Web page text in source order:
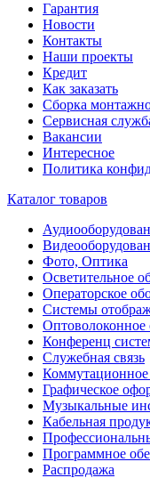
Гарантия
Новости
Контакты
Наши проекты
Кредит
Как заказать
Сборка
Сервисная
Вакансии
Интересное
Политика
Каталог товаров
Фото, Оптика
Осветительное
Операторское
Системы
Оптоволоконное
Конференц
Служебная связь
Коммутационное
Графическое
Музыкальные
Кабельная
Программное
Распродажа